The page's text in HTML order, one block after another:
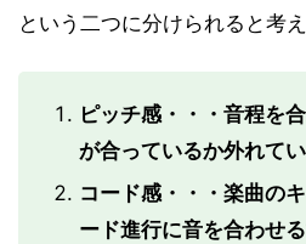
という二つに分けられると考え
ピッチ感・・・音程を
が合っているか外れて
コード感・・・楽曲の
ード進行に音を合わせ